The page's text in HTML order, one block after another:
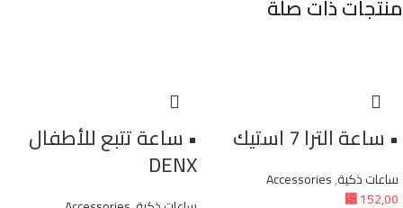
منتجات ذات صلة
• ساعة الترا 7 استيك
ساعات ذكية,
Accessories
⃁152,00
• ساعة تتبع للأطفال
DENX